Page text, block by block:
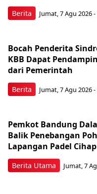
Berita Jumat, 7 Agu 2026 -
Berita
Bocah Penderita
KBB Dapat
dari Pemerintah
Jumat, 7 Agu 2026 -
Berita Utama
Pemkot Bandung
Balik Penebangan
Lapangan Padel
Jumat, 7